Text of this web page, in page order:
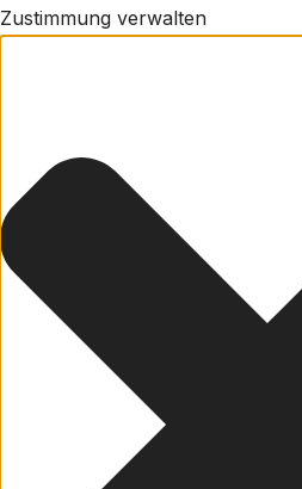
Zustimmung verwalten